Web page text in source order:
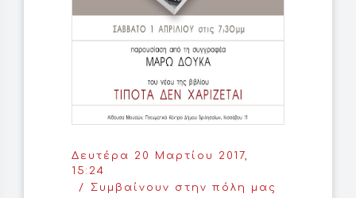
Δευτέρα 20 Μαρτίου 2017,
15:24
Συμβαίνουν στην πόλη μας